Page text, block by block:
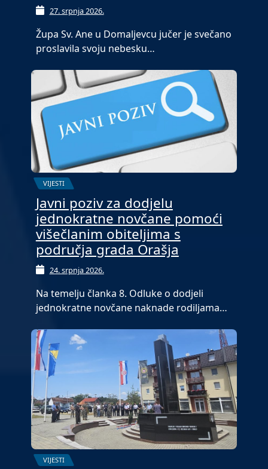
27. srpnja 2026.
Župa Sv. Ane u Domaljevcu jučer je svečano
proslavila svoju nebesku…
VIJESTI
Javni poziv za dodjelu
jednokratne novčane pomoći
višečlanim obiteljima s
područja grada Orašja
24. srpnja 2026.
Na temelju članka 8. Odluke o dodjeli
jednokratne novčane naknade rodiljama…
VIJESTI